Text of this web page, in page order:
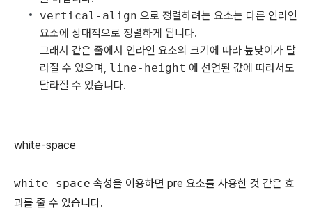
vertical-align 으로 정렬하려는 요소는 다른 인라인
요소에 상대적으로 정렬하게 됩니다.
그래서 같은 줄에서 인라인 요소의 크기에 따라 높낮이가 달
라질 수 있으며, line-height 에 선언된 값에 따라서도
달라질 수 있습니다.
white-space
white-space 속성을 이용하면 pre 요소를 사용한 것 같은 효
과를 줄 수 있습니다.